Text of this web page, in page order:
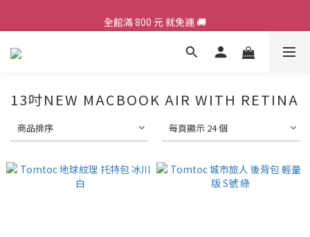
加入會員，現領 50 元購物金 ε٩(๑> ₃ <)۶з全館滿 800 元 就免運 🚚
加入會員，現領 50 元購物金 ε٩(๑> ₃ <)۶з
13吋NEW MACBOOK AIR WITH RETINA
商品排序 每頁顯示 24 個